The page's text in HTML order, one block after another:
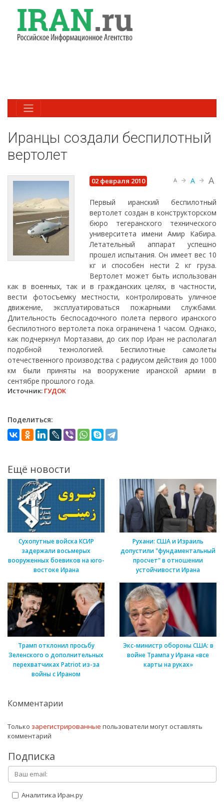
Иранцы создали беспилотный
вертолет
02 февраля 2010 A A A
Первый иранский беспилотный
вертолет создан в конструкторском
бюро тегеранского технического
университета имени Амир Кабира.
Летательный аппарат успешно
прошел испытания. Он имеет вес 10
кг и способен нести 2 кг груза.
Вертолет может быть использован
как в военных, так и в гражданских целях, в частности,
вести фотосъемку местности, контролировать уличное
движение, эксплуатироваться пожарными службами.
Длительность беспосадочного полета первого иранского
беспилотного вертолета пока ограничена 1 часом. Однако,
как подчеркнул Мортазави, до сих пор Иран не располагал
подобной технологией. Беспилотные самолеты
отечественного производства с радиусом действия до 1000
км были приняты на вооружение иранской армии в
сентябре прошлого года.
Источник: ГУДОК
Поделиться:
Ещё новости
Сухопутные войска КСИР
задержали восьмерых
вооруженных боевиков на юго-
востоке Ирана
Рухани: США и Израиль
допустили "фундаментальный
просчет" в отношении
устойчивости Ирана
Трамп отклонил просьбу
Зеленского о дополнительных
перехватчиках Patriot из-за
войны с Ираном
Экс-министр обороны США: в
войне Трампа у Ирана «все
карты на руках»
Комментарии
Только зарегистрированные пользователи могут оставлять
комментарий
Подписка
Аналитика Иран.ру